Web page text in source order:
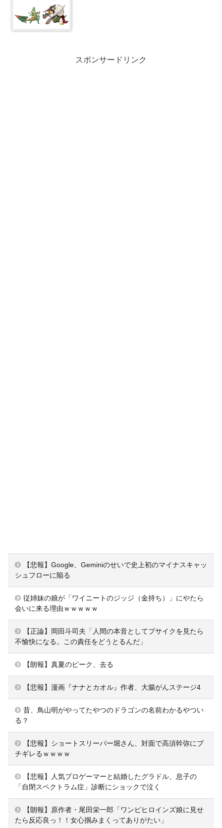
スポンサードリンク
【悲報】Google、Geminiのせいで史上初のマイナスキャッ
シュフローに陥る
従姉妹の娘が「ワイニートのジッジ（金持ち）」にやたら
会いに来る理由ｗｗｗｗｗ
【正論】岡田斗司夫「人間の本音としてブサイクを見たら
不愉快になる。この責任をどうとるんだ」
【朗報】真夏のピーク、去る
【悲報】漫画『ナナとカオル』作者、大腸がんステージ4
昔、鳥山明がやってたやつのドラゴンの名前わかるやつい
る？
【悲報】ショートスリーパー堀さん、対面で高須幹弥にブ
チギレるｗｗｗｗ
【悲報】人気プロゲーマーと結婚したグラドル、息子の
「自閉スペクトラム症」診断にショックで泣く
【朗報】原作者・尾田栄一郎「ワンピヒロインズ娘に見せ
たら反応良っ！！女心掴みまくってありがたい」